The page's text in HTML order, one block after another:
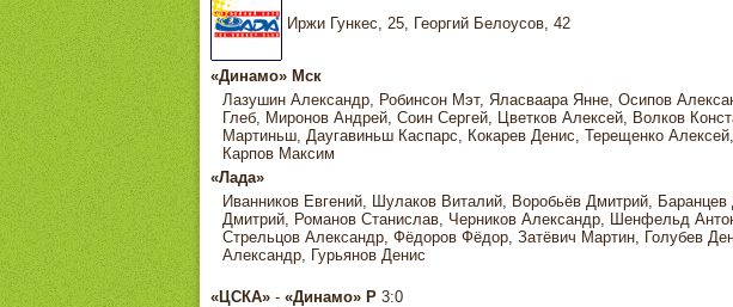
Иржи Гункес, 25, Георгий Белоусов, 42
«Динамо» Мск
Лазушин Александр, Робинсон Мэт, Яласваара Янне, Осипов
Глеб, Миронов Андрей, Соин Сергей, Цветков Алексей, Волков
Мартиньш, Даугавиньш Каспарс, Кокарев Денис, Терещенко
Карпов Максим
«Лада»
Иванников Евгений, Шулаков Виталий, Воробьёв Дмитрий,
Дмитрий, Романов Станислав, Черников Александр, Шенфельд
Стрельцов Александр, Фёдоров Фёдор, Затёвич Мартин, Голубев
Александр, Гурьянов Денис
«ЦСКА»- «Динамо» Р3:0